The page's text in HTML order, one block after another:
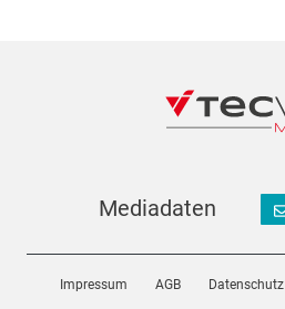
Mediadaten
Impressum AGB Datenschutz